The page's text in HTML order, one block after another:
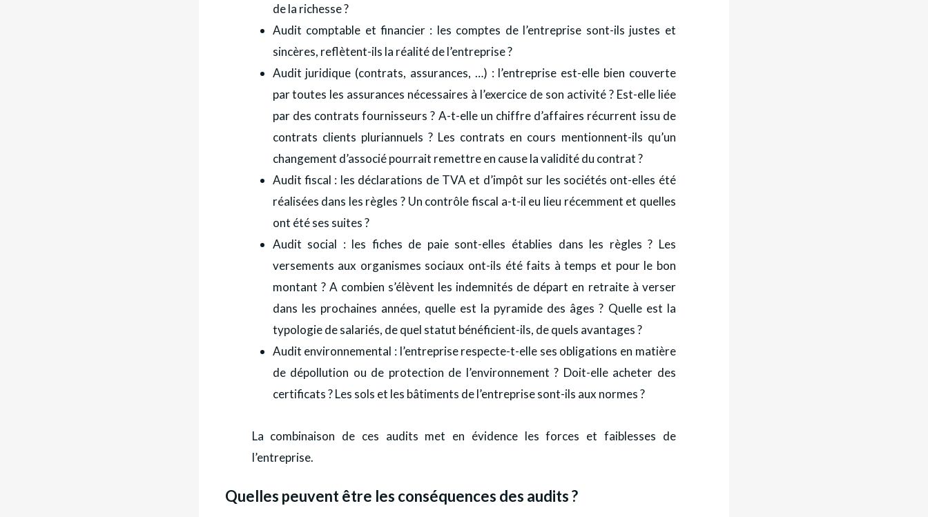
de la richesse ?
Audit comptable et financier : les comptes de l’entreprise sont-ils justes et
sincères, reflètent-ils la réalité de l’entreprise ?
Audit juridique (contrats, assurances, …) : l’entreprise est-elle bien couverte
par toutes les assurances nécessaires à l’exercice de son activité ? Est-elle liée
par des contrats fournisseurs ? A-t-elle un chiffre d’affaires récurrent issu de
contrats clients pluriannuels ? Les contrats en cours mentionnent-ils qu’un
changement d’associé pourrait remettre en cause la validité du contrat ?
Audit fiscal : les déclarations de TVA et d’impôt sur les sociétés ont-elles été
réalisées dans les règles ? Un contrôle fiscal a-t-il eu lieu récemment et quelles
ont été ses suites ?
Audit social : les fiches de paie sont-elles établies dans les règles ? Les
versements aux organismes sociaux ont-ils été faits à temps et pour le bon
montant ? A combien s’élèvent les indemnités de départ en retraite à verser
dans les prochaines années, quelle est la pyramide des âges ? Quelle est la
typologie de salariés, de quel statut bénéficient-ils, de quels avantages ?
Audit environnemental : l’entreprise respecte-t-elle ses obligations en matière
de dépollution ou de protection de l’environnement ? Doit-elle acheter des
certificats ? Les sols et les bâtiments de l’entreprise sont-ils aux normes ?
La combinaison de ces audits met en évidence les forces et faiblesses de
l’entreprise.
Quelles peuvent être les conséquences des audits ?